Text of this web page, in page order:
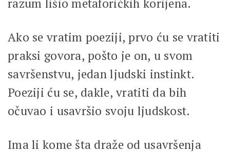
Ako se vratim poeziji, prvo ću se vratiti
praksi govora, pošto je on, u svom
savršenstvu, jedan ljudski instinkt.
Poeziji ću se, dakle, vratiti da bih
očuvao i usavršio svoju ljudskost.
Ima li kome šta draže od usavršenja